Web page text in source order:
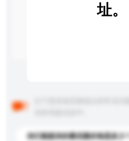
你们能提供的最优惠价格是多少？
址。